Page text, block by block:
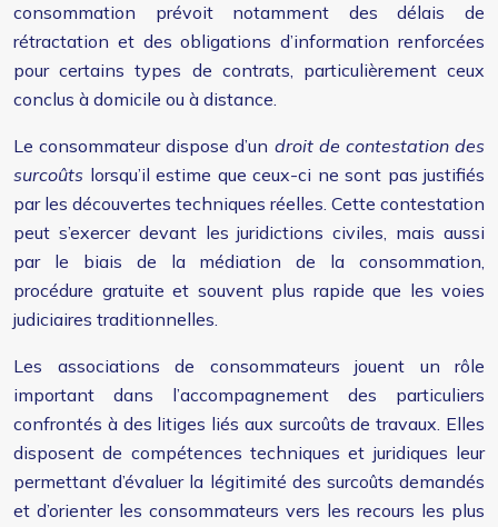
consommation prévoit notamment des délais de
rétractation et des obligations d’information renforcées
pour certains types de contrats, particulièrement ceux
conclus à domicile ou à distance.
Le consommateur dispose d’un droit de contestation des
surcoûts lorsqu’il estime que ceux-ci ne sont pas justifiés
par les découvertes techniques réelles. Cette contestation
peut s’exercer devant les juridictions civiles, mais aussi
par le biais de la médiation de la consommation,
procédure gratuite et souvent plus rapide que les voies
judiciaires traditionnelles.
Les associations de consommateurs jouent un rôle
important dans l’accompagnement des particuliers
confrontés à des litiges liés aux surcoûts de travaux. Elles
disposent de compétences techniques et juridiques leur
permettant d’évaluer la légitimité des surcoûts demandés
et d’orienter les consommateurs vers les recours les plus